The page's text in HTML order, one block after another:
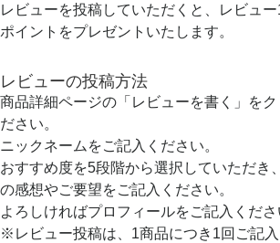
レビューを投稿していただくと、レビュ
ポイントをプレゼントいたします。
レビューの投稿方法
商品詳細ページの「レビューを書く」をク
ださい。
ニックネームをご記入ください。
おすすめ度を5段階から選択していただき
の感想やご要望をご記入ください。
よろしければプロフィールをご記入くださ
※レビュー投稿は、1商品につき1回ご記入